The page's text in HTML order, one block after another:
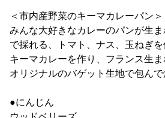
＜市内産野菜のキーマカレーパン＞
みんな大好きなカレーのパンが生
で採れる、トマト、ナス、玉ねぎ
キーマカレーを作り、フランス生ま
オリジナルのバゲット生地で包んで
●にんじん